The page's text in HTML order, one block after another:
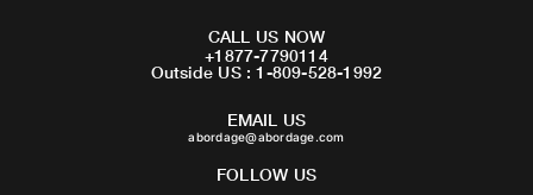
CALL US NOW
+1877-7790114
Outside US : 1-809-528-1992
EMAIL US
abordage@abordage.com
FOLLOW US